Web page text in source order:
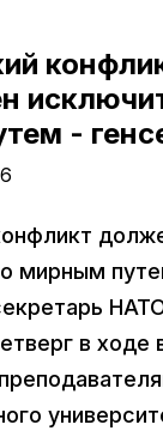
-
мирным
в ходе